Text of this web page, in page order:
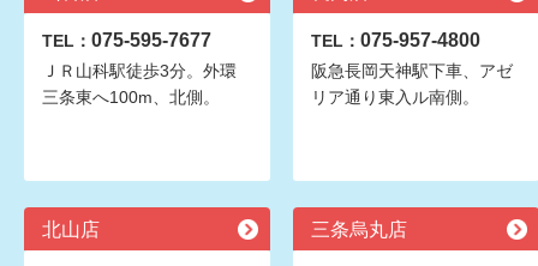
TEL： 075-595-7677
ＪＲ山科駅徒歩3分。外環
三条東へ100m、北側。
TEL： 075-957-4800
阪急長岡天神駅下車、アゼ
リア通り東入ル南側。
北山店 三条烏丸店